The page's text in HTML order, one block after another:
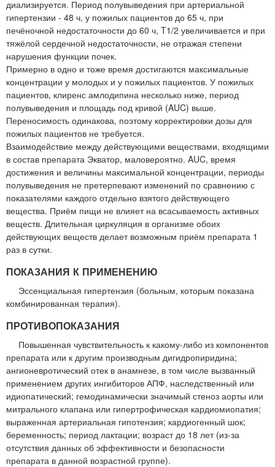
диализируется. Период полувыведения при артериальной
гипертензии - 48 ч, у пожилых пациентов до 65 ч, при
печёночной недостаточности до 60 ч, T1/2 увеличивается и при
тяжёлой сердечной недостаточности, не отражая степени
нарушения функции почек.
Примерно в одно и тоже время достигаются максимальные
концентрации у молодых и у пожилых пациентов. У пожилых
пациентов, клиренс амлодипина несколько ниже, период
полувыведения и площадь под кривой (AUC) выше.
Переносимость одинакова, поэтому корректировки дозы для
пожилых пациентов не требуется.
Взаимодействие между действующими веществами, входящими
в состав препарата Экватор, маловероятно. AUC, время
достижения и величины максимальной концентрации, периоды
полувыведения не претерпевают изменений по сравнению с
показателями каждого отдельно взятого действующего
вещества. Приём пищи не влияет на всасываемость активных
веществ. Длительная циркуляция в организме обоих
действующих веществ делает возможным приём препарата 1
раз в сутки.
ПОКАЗАНИЯ К ПРИМЕНЕНИЮ
Эссенциальная гипертензия (больным, которым показана
комбинированная терапия).
ПРОТИВОПОКАЗАНИЯ
Повышенная чувствительность к какому-либо из компонентов
препарата или к другим производным дигидропиридина;
ангионевротический отек в анамнезе, в том числе вызванный
применением других ингибиторов АПФ, наследственный или
идиопатический; гемодинамически значимый стеноз аорты или
митрального клапана или гипертрофическая кардиомиопатия;
выраженная артериальная гипотензия; кардиогенный шок;
беременность; период лактации; возраст до 18 лет (из-за
отсутствия данных об эффективности и безопасности
препарата в данной возрастной группе).